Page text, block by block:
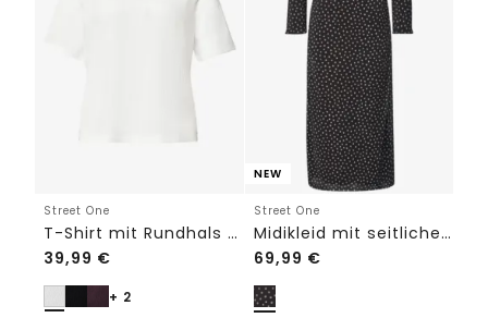
Street One
T-Shirt mit Rundhals und Knopfdetails
39,99 €
+ 2
NEW
Street One
Midikleid mit seitlicher Raffung
69,99 €